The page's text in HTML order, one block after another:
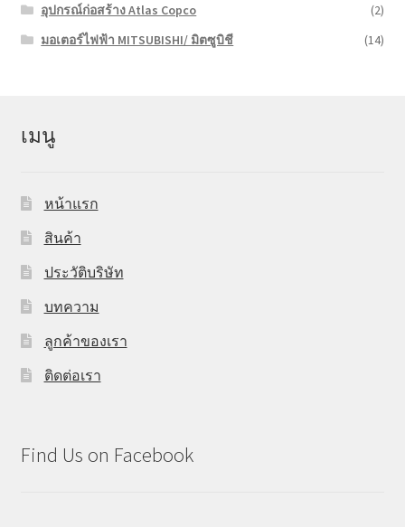
อุปกรณ์ก่อสร้าง Atlas Copco
(2)
มอเตอร์ไฟฟ้า MITSUBISHI/ มิตซูบิชี
(14)
เมนู
หน้าแรก
สินค้า
ประวัติบริษัท
บทความ
ลูกค้าของเรา
ติดต่อเรา
Find Us on Facebook